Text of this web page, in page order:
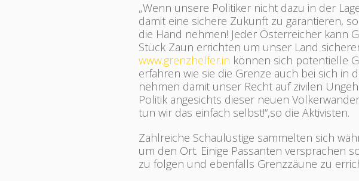
„Wenn unsere Politiker nicht dazu in der
damit eine sichere Zukunft zu garantieren,
die Hand nehmen! Jeder Österreicher kann
Stück Zaun errichten um unser Land
www.grenzhelfer.in können sich potentielle
erfahren wie sie die Grenze auch bei sich in
nehmen damit unser Recht auf zivilen
Politik angesichts dieser neuen
tun wir das einfach selbst!“,so die Aktivisten.
Zahlreiche Schaulustige sammelten sich
um den Ort. Einige Passanten versprachen
zu folgen und ebenfalls Grenzzäune zu